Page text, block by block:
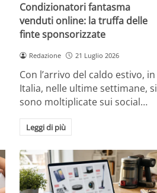
Condizionatori fantasma
venduti online: la truffa delle
finte sponsorizzate
Redazione 21 Luglio 2026
Con l’arrivo del caldo estivo, in
Italia, nelle ultime settimane, si
sono moltiplicate sui social…
Leggi di più